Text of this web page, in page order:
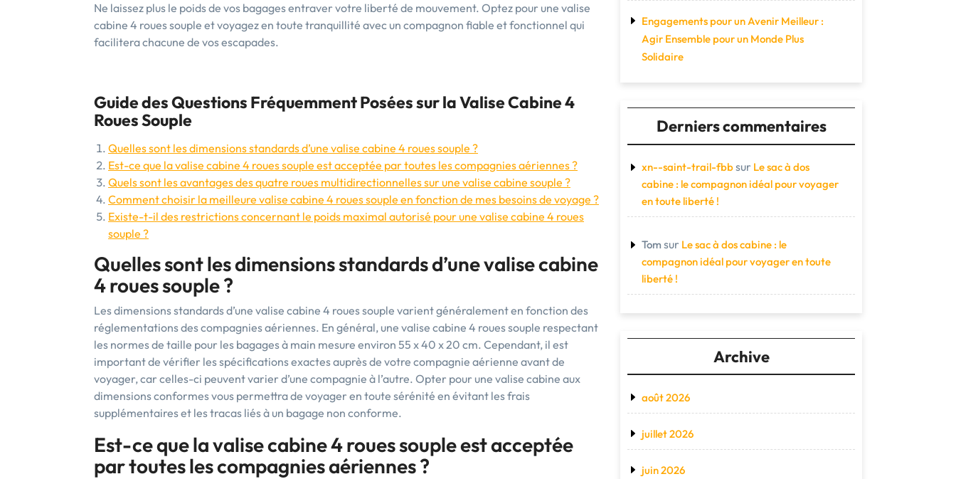
Ne laissez plus le poids de vos bagages entraver votre liberté de mouvement. Optez pour une valise
cabine 4 roues souple et voyagez en toute tranquillité avec un compagnon fiable et fonctionnel qui
facilitera chacune de vos escapades.
Guide des Questions Fréquemment Posées sur la Valise Cabine 4
Roues Souple
Quelles sont les dimensions standards d’une valise cabine 4 roues souple ?
Est-ce que la valise cabine 4 roues souple est acceptée par toutes les compagnies aériennes ?
Quels sont les avantages des quatre roues multidirectionnelles sur une valise cabine souple ?
Comment choisir la meilleure valise cabine 4 roues souple en fonction de mes besoins de voyage ?
Existe-t-il des restrictions concernant le poids maximal autorisé pour une valise cabine 4 roues
souple ?
Quelles sont les dimensions standards d’une valise cabine
4 roues souple ?
Les dimensions standards d’une valise cabine 4 roues souple varient généralement en fonction des
réglementations des compagnies aériennes. En général, une valise cabine 4 roues souple respectant
les normes de taille pour les bagages à main mesure environ 55 x 40 x 20 cm. Cependant, il est
important de vérifier les spécifications exactes auprès de votre compagnie aérienne avant de
voyager, car celles-ci peuvent varier d’une compagnie à l’autre. Opter pour une valise cabine aux
dimensions conformes vous permettra de voyager en toute sérénité en évitant les frais
supplémentaires et les tracas liés à un bagage non conforme.
Est-ce que la valise cabine 4 roues souple est acceptée
par toutes les compagnies aériennes ?
Engagements pour un Avenir Meilleur :
Agir Ensemble pour un Monde Plus
Solidaire
Derniers commentaires
xn--saint-trail-fbbsur Le sac à dos
cabine : le compagnon idéal pour voyager
en toute liberté !
Tom sur Le sac à dos cabine : le
compagnon idéal pour voyager en toute
liberté !
Archive
août 2026
juillet 2026
juin 2026